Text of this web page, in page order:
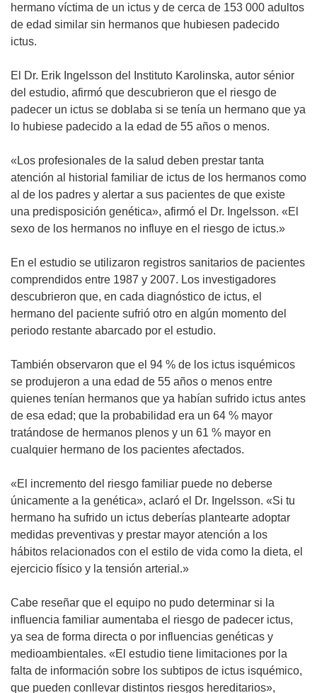
hermano víctima de un ictus y de cerca de 153 000 adultos
de edad similar sin hermanos que hubiesen padecido
ictus.
El Dr. Erik Ingelsson del Instituto Karolinska, autor sénior
del estudio, afirmó que descubrieron que el riesgo de
padecer un ictus se doblaba si se tenía un hermano que ya
lo hubiese padecido a la edad de 55 años o menos.
«Los profesionales de la salud deben prestar tanta
atención al historial familiar de ictus de los hermanos como
al de los padres y alertar a sus pacientes de que existe
una predisposición genética», afirmó el Dr. Ingelsson. «El
sexo de los hermanos no influye en el riesgo de ictus.»
En el estudio se utilizaron registros sanitarios de pacientes
comprendidos entre 1987 y 2007. Los investigadores
descubrieron que, en cada diagnóstico de ictus, el
hermano del paciente sufrió otro en algún momento del
periodo restante abarcado por el estudio.
También observaron que el 94 % de los ictus isquémicos
se produjeron a una edad de 55 años o menos entre
quienes tenían hermanos que ya habían sufrido ictus antes
de esa edad; que la probabilidad era un 64 % mayor
tratándose de hermanos plenos y un 61 % mayor en
cualquier hermano de los pacientes afectados.
«El incremento del riesgo familiar puede no deberse
únicamente a la genética», aclaró el Dr. Ingelsson. «Si tu
hermano ha sufrido un ictus deberías plantearte adoptar
medidas preventivas y prestar mayor atención a los
hábitos relacionados con el estilo de vida como la dieta, el
ejercicio físico y la tensión arterial.»
Cabe reseñar que el equipo no pudo determinar si la
influencia familiar aumentaba el riesgo de padecer ictus,
ya sea de forma directa o por influencias genéticas y
medioambientales. «El estudio tiene limitaciones por la
falta de información sobre los subtipos de ictus isquémico,
que pueden conllevar distintos riesgos hereditarios»,